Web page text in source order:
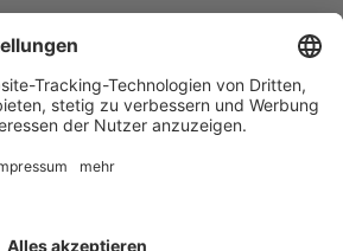
51702 Bergneustadt